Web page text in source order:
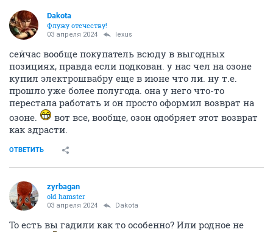
Dаkota
Флужу отечеству!
03 апреля 2024 lexus
сейчас вообще покупатель всюду в выгодных
позициях, правда если подкован. у нас чел на озоне
купил электрошвабру еще в июне что ли. ну т.е.
прошло уже более полугода. она у него что-то
перестала работать и он просто оформил возврат на
озоне.
вот все, вообще, озон одобряет этот возврат
как здрасти.
ОТВЕТИТЬ
zyrbagan
old hamster
03 апреля 2024 Dаkota
То есть вы гадили как то особенно? Или родное не